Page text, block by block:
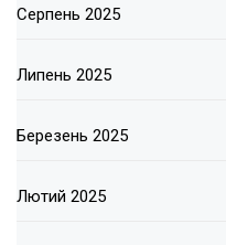
Серпень 2025
Липень 2025
Березень 2025
Лютий 2025